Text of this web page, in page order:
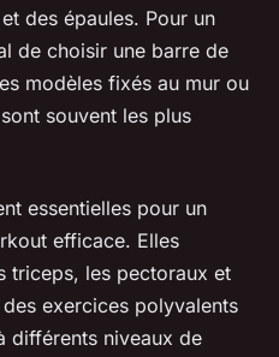
des épaules. Pour un
de choisir une barre de
modèles fixés au mur ou
souvent les plus
essentielles pour un
efficace. Elles
triceps, les pectoraux et
exercices polyvalents
différents niveaux de